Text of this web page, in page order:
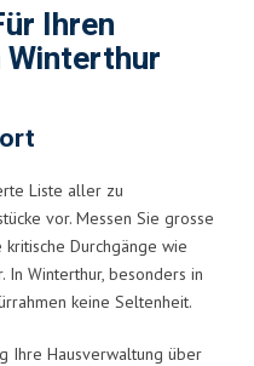
Ihren
Liste aller zu
vor. Messen Sie grosse
Durchgänge wie
In Winterthur, besonders in
keine Seltenheit.
Ihre Hausverwaltung über